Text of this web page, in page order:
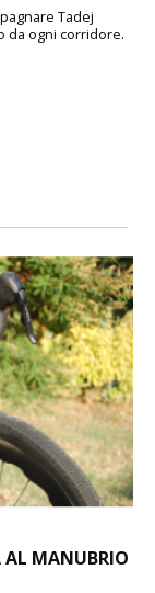
Tadej
da ogni corridore.
AL MANUBRIO